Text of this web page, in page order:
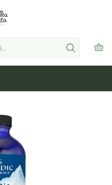
desde S/300
(USA) – 237 ml (PARA